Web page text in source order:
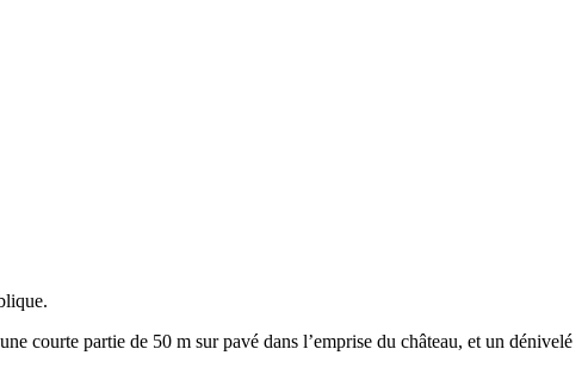
courte partie de 50 m sur pavé dans l’emprise du château, et un dénivelé